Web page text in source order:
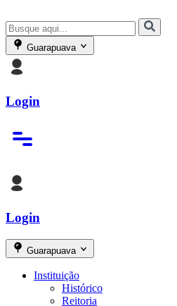
Guarapuava
Login
Login
Guarapuava
Instituição
Histórico
Reitoria